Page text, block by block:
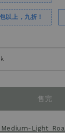
以上，九折！
售完
Medium-Light